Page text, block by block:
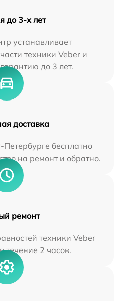
до 3-х лет
устанавливает
техники Veber и
до 3 лет.
доставка
бесплатно
на ремонт и обратно.
ремонт
техники Veber
течение 2 часов.